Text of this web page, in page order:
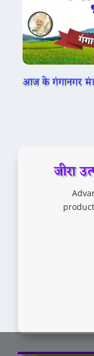
आज के गंगानगर
जीरा